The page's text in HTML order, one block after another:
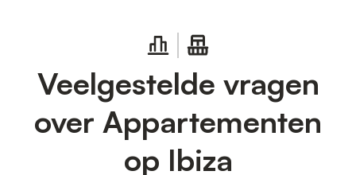
Veelgestelde vragen
over Appartementen
op Ibiza